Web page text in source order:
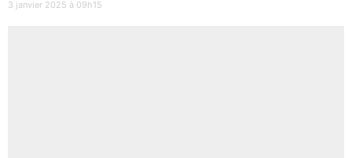
3 janvier 2025 à 09h15